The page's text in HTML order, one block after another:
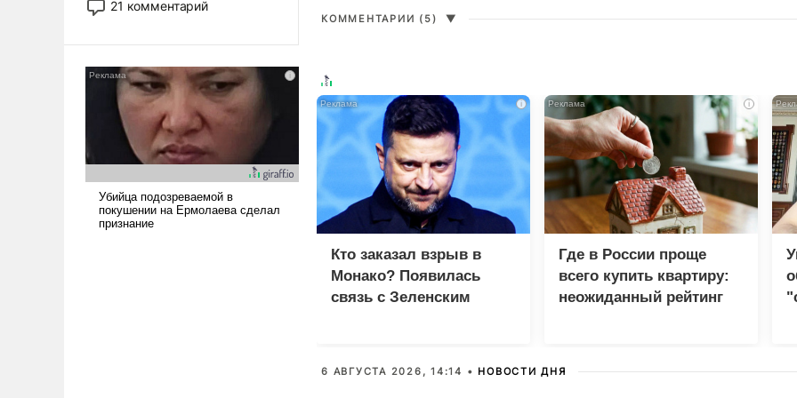
прожекты будут безусловно
налогоплательщиков и где
Еревану за свои поступки не
нужно отвечать.
21 комментарий
КОММЕНТАРИИ (5) ▼
i
Кто заказал взрыв в
Монако? Появилась
связь с Зеленским
i
Где в России проще
всего купить квартиру:
неожиданный рейтинг
6 АВГУСТА 2026, 14:14 • НОВОСТИ ДНЯ